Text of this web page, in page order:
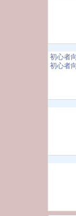
初心者
初心者